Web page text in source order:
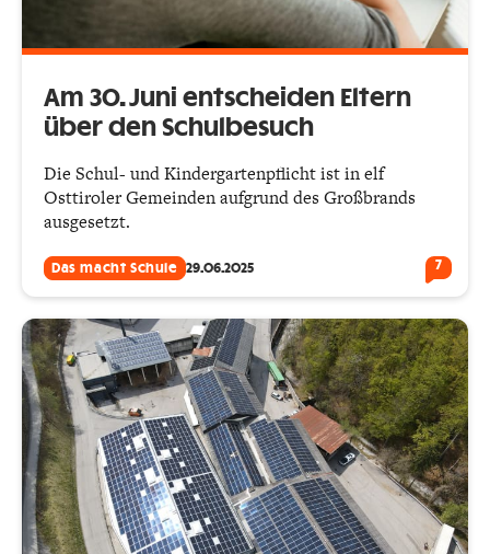
Am 30. Juni entscheiden Eltern
über den Schulbesuch
Die Schul- und Kindergartenpflicht ist in elf
Osttiroler Gemeinden aufgrund des Großbrands
ausgesetzt.
Das macht Schule 29.06.2025 7